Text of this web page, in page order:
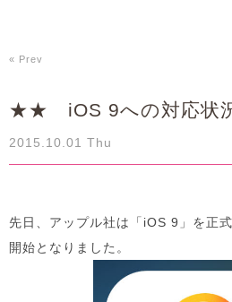
« Prev
★★ iOS 9への対応
2015.10.01 Thu
先日、アップル社は「iOS 9」を正
開始となりました。